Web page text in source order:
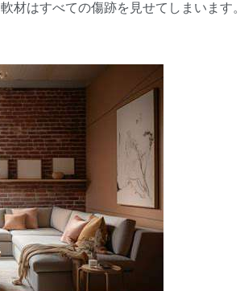
材はすべての傷跡を見せてしまいます。